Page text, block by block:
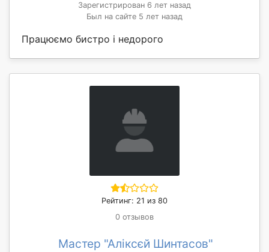
Зарегистрирован 6 лет назад
Был на сайте 5 лет назад
Працюємо бистро і недорого
Рейтинг: 21 из 80
0 отзывов
Мастер "Аліксєй Шинтасов"